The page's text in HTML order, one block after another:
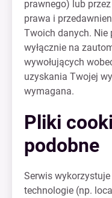
prawnego) lub
prawa i
Twoich danych. Nie
wyłącznie na
wywołujących
uzyskania Twojej
wymagana.
Pliki
podobne
Serwis
technologie (np.